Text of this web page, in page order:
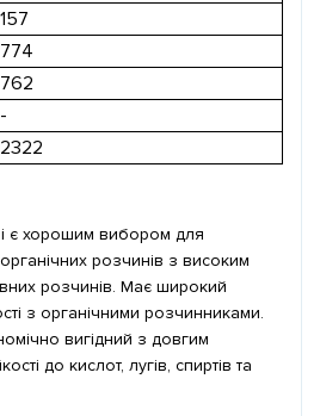
є хорошим вибором для
розчинів з високим
розчинів. Має широкий
з органічними розчинниками.
вигідний з довгим
до кислот, лугів, спиртів та